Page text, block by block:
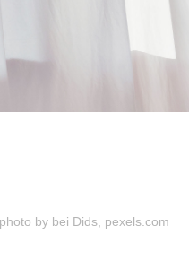
by bei Dids, pexels.com